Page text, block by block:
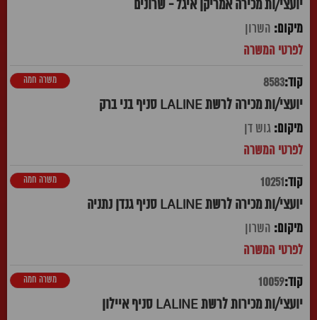
יועצי/ות מכירה אמריקן איגל - שרונים
השרון
8583
יועצי/ות מכירה לרשת LALINE סניף בני ברק
משרה חמה
גוש דן
10251
יועצי/ות מכירה לרשת LALINE סניף גנדן נתניה
משרה חמה
השרון
10059
יועצי/ות מכירות לרשת LALINE סניף איילון
משרה חמה